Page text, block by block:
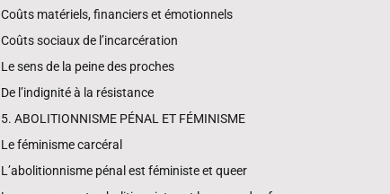
Coûts matériels, financiers et émotionnels
Coûts sociaux de l’incarcération
Le sens de la peine des proches
De l’indignité à la résistance
5. ABOLITIONNISME PÉNAL ET FÉMINISME
Le féminisme carcéral
L’abolitionnisme pénal est féministe et queer